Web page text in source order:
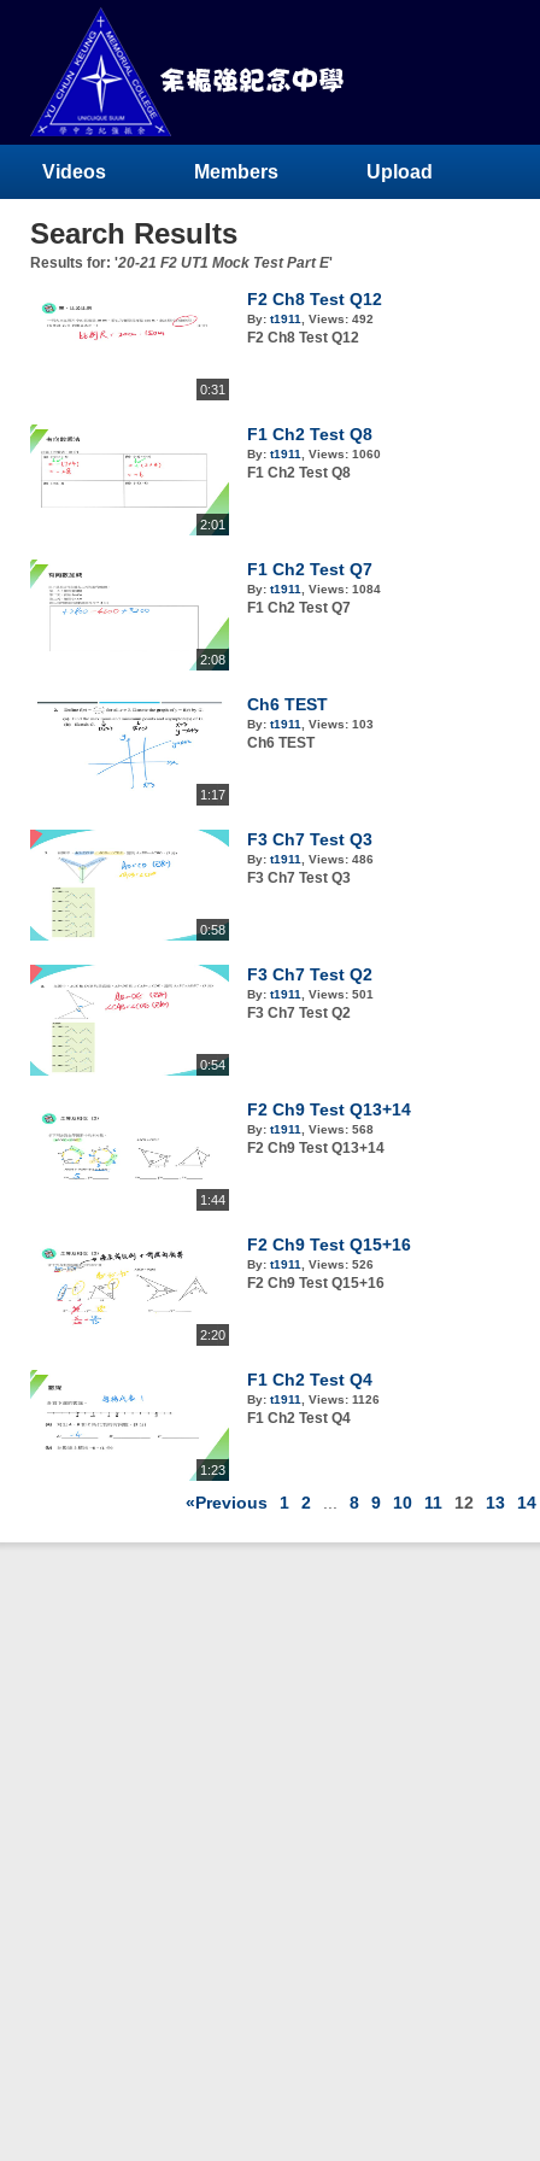
Videos Members Upload
Search Results
Results for: '20-21 F2 UT1 Mock Test Part E'
0:31
F2 Ch8 Test Q12
By: t1911 Views: 492
F2 Ch8 Test Q12
2:01
F1 Ch2 Test Q8
By: t1911 Views: 1060
F1 Ch2 Test Q8
2:08
F1 Ch2 Test Q7
By: t1911 Views: 1084
F1 Ch2 Test Q7
1:17
Ch6 TEST
By: t1911 Views: 103
Ch6 TEST
0:58
F3 Ch7 Test Q3
By: t1911 Views: 486
F3 Ch7 Test Q3
0:54
F3 Ch7 Test Q2
By: t1911 Views: 501
F3 Ch7 Test Q2
1:44
F2 Ch9 Test Q13+14
By: t1911 Views: 568
F2 Ch9 Test Q13+14
2:20
F2 Ch9 Test Q15+16
By: t1911 Views: 526
F2 Ch9 Test Q15+16
1:23
F1 Ch2 Test Q4
By: t1911 Views: 1126
F1 Ch2 Test Q4
«Previous 1 2 8 9 10 11 12 13 14